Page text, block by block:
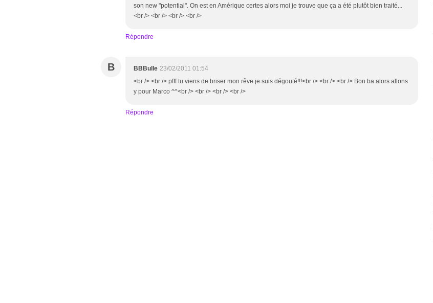
son new "potential". On est en Amérique certes alors moi je trouve que ça a été plutôt bien traité...
<br /> <br /> <br /> <br />
Répondre
B BBBulle 23/02/2011 01:54
<br /> <br /> pfff tu viens de briser mon rêve je suis dégouté!!!<br /> <br /> <br /> Bon ba alors allons
y pour Marco ^^<br /> <br /> <br /> <br />
Répondre